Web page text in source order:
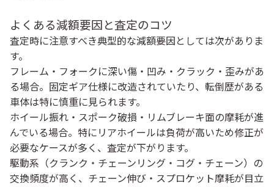
よくある減額要因と査定のコツ
査定時に注意すべき典型的な減額要因としては次がありま
す。
フレーム・フォークに深い傷・凹み・クラック・歪みがあ
る場合。固定ギア仕様に改造されていたり、転倒歴がある
車体は特に慎重に見られます。
ホイール振れ・スポーク破損・リムブレーキ面の摩耗が進
んでいる場合。特にリアホイールは負荷が高いため修正が
必要なケースが多く、査定が下がります。
駆動系（クランク・チェーンリング・コグ・チェーン）の
交換頻度が高く、チェーン伸び・スプロケット摩耗が目立